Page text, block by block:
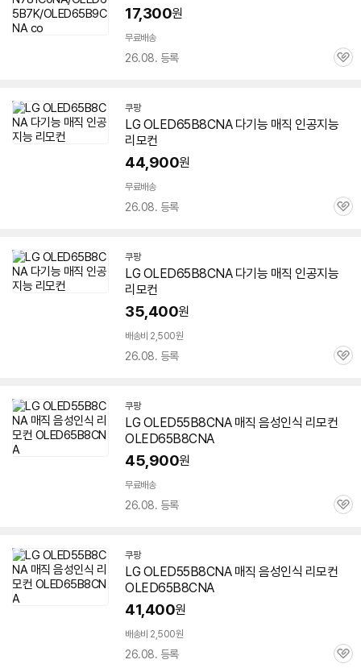
17,300원
무료배송
26.08. 등록
관
쿠팡
LG OLED65B8CNA 다기능 매직 인공지능
리모컨
44,900원
무료배송
26.08. 등록
관
쿠팡
LG OLED65B8CNA 다기능 매직 인공지능
리모컨
35,400원
배송비 2,500원
26.08. 등록
관
쿠팡
LG OLED55B8CNA 매직 음성인식 리모컨
OLED65B8CNA
45,900원
무료배송
26.08. 등록
관
쿠팡
LG OLED55B8CNA 매직 음성인식 리모컨
OLED65B8CNA
41,400원
배송비 2,500원
26.08. 등록
관